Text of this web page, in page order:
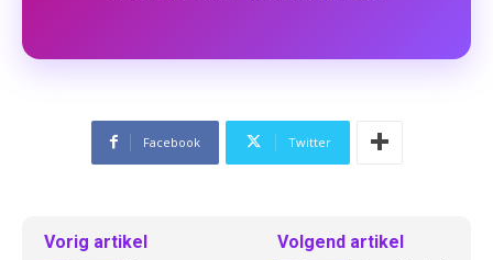
Facebook Twitter
Vorig artikel Volgend artikel